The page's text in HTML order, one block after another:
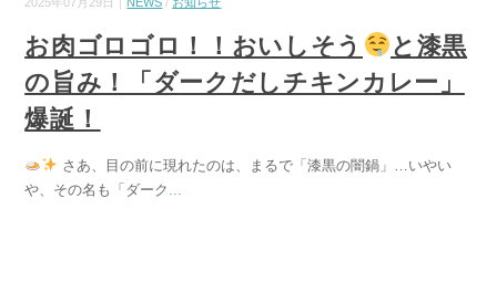
お肉ゴロゴロ！！おいしそう
と漆黒
の旨み！「ダークだしチキンカレー」
爆誕！
さあ、目の前に現れたのは、まるで「漆黒の闇鍋」…いやい
や、その名も「ダーク ...